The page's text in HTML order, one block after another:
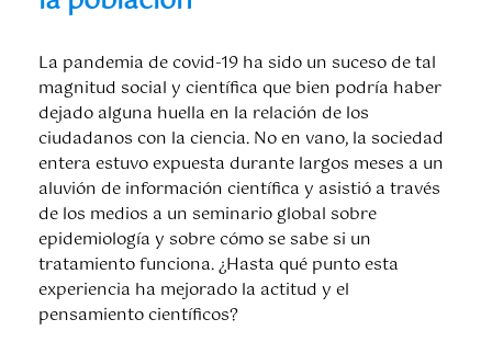
La pandemia de covid-19 ha sido un suceso de tal
magnitud social y científica que bien podría haber
dejado alguna huella en la relación de los
ciudadanos con la ciencia. No en vano, la sociedad
entera estuvo expuesta durante largos meses a un
aluvión de información científica y asistió a través
de los medios a un seminario global sobre
epidemiología y sobre cómo se sabe si un
tratamiento funciona. ¿Hasta qué punto esta
experiencia ha mejorado la actitud y el
pensamiento científicos?